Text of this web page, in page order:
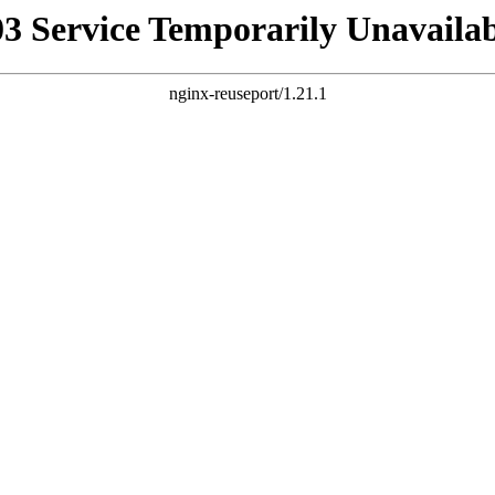
Service Temporarily
nginx-reuseport/1.21.1